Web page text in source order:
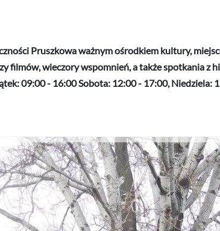
Pruszkowa ważnym ośrodkiem kultury,
filmów, wieczory wspomnień, a także spotkania
09:00 - 16:00 Sobota: 12:00 - 17:00,